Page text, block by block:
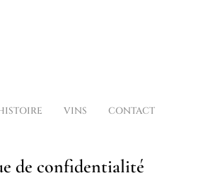
VINS CONTACT
de confidentialité